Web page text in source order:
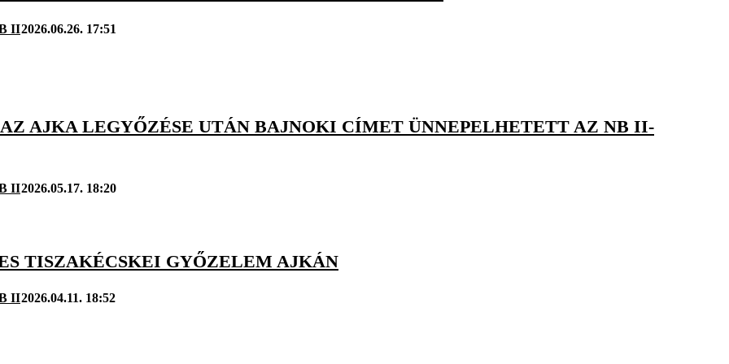
II2026.06.26. 17:51
AZ AJKA LEGYŐZÉSE UTÁN BAJNOKI CÍMET ÜNNEPELHETETT AZ NB II-
II2026.05.17. 18:20
TISZAKÉCSKEI GYŐZELEM AJKÁN
II2026.04.11. 18:52